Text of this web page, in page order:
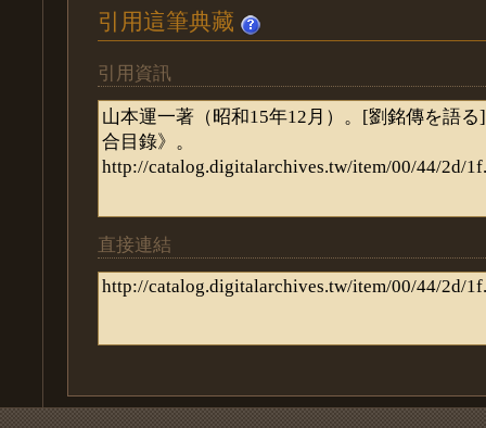
引用這筆典藏
引用資訊
直接連結